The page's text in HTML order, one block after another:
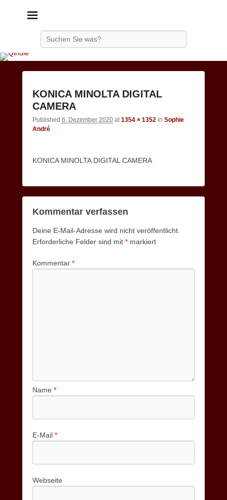
KONICA MINOLTA DIGITAL
CAMERA
Published 6. Dezember 2020 at1354 × 1352 in Sophie
André
KONICA MINOLTA DIGITAL CAMERA
Kommentar verfassen
Deine E-Mail-Adresse wird nicht veröffentlicht.
Erforderliche Felder sind mit * markiert
Kommentar *
Name *
E-Mail *
Webseite